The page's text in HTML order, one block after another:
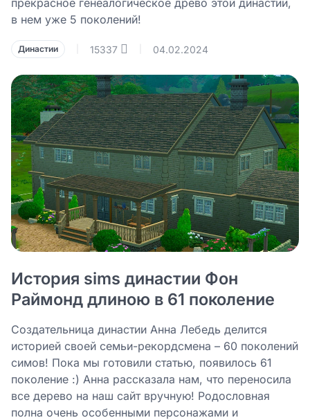
прекрасное генеалогическое древо этой династии,
в нем уже 5 поколений!
Династии 15337 04.02.2024
История sims династии Фон
Раймонд длиною в 61 поколение
Создательница династии Анна Лебедь делится
историей своей семьи-рекордсмена – 60 поколений
симов! Пока мы готовили статью, появилось 61
поколение :) Анна рассказала нам, что переносила
все дерево на наш сайт вручную! Родословная
полна очень особенными персонажами и